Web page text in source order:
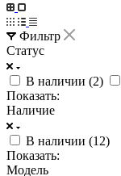
Фильтр
Статус
В наличии (2)
Показать:
Наличие
В наличии (12)
Показать:
Модель